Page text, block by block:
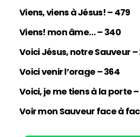
Viens, viens à Jésus! – 479
Viens! mon âme… – 340
Voici Jésus, notre Sauveur –
Voici venir l’orage – 364
Voici, je me tiens à la porte
Voir mon Sauveur face à